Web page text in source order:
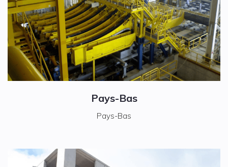
Pays-Bas
Pays-Bas